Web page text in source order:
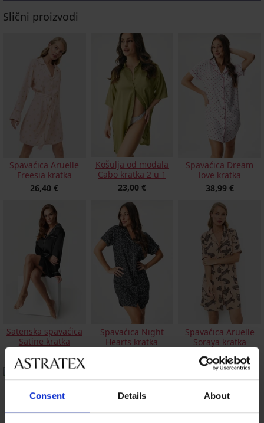
Consent Details About
Slični proizvodi
Spavaćica Aruelle
Freesia kratka
26,40 €
Košulja od modala
Cabo kratka 2 u 1
23,00 €
Spavaćica Dream
love kratka
38,99 €
Satenska spavaćica
Satine kratka
Spavaćica Night
Hearts kratka
Spavaćica Aruelle
Soraya kratka
31,00 €
Spavaćica Deep